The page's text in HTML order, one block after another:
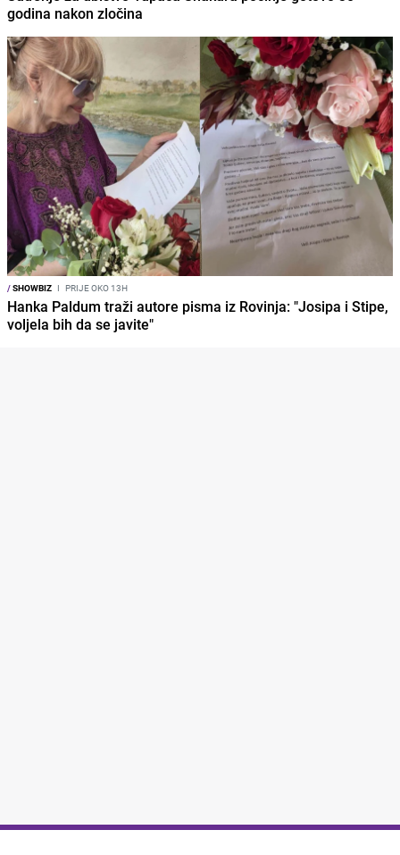
godina nakon zločina
/SHOWBIZ I PRIJE OKO 13H
Hanka Paldum traži autore pisma iz Rovinja: "Josipa i Stipe,
voljela bih da se javite"